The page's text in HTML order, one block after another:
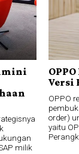
milik
Versi
OPPO
order)
yaitu